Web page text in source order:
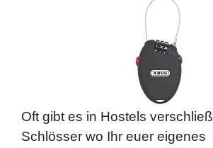
Oft gibt es in Hostels
Schlösser wo Ihr euer eigenes